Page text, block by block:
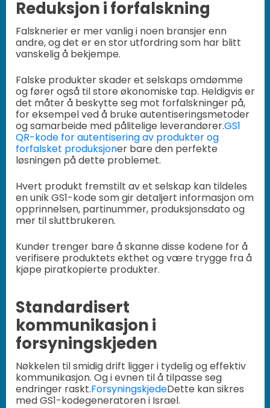
Reduksjon i forfalskning
Falsknerier er mer vanlig i noen bransjer enn
andre, og det er en stor utfordring som har blitt
vanskelig å bekjempe.
Falske produkter skader et selskaps omdømme
og fører også til store økonomiske tap. Heldigvis er
det måter å beskytte seg mot forfalskninger på,
for eksempel ved å bruke autentiseringsmetoder
og samarbeide med pålitelige leverandører.GS1
QR-kode for autentisering av produkter og
forfalsket produksjoner bare den perfekte
løsningen på dette problemet.
Hvert produkt fremstilt av et selskap kan tildeles
en unik GS1-kode som gir detaljert informasjon om
opprinnelsen, partinummer, produksjonsdato og
mer til sluttbrukeren.
Kunder trenger bare å skanne disse kodene for å
verifisere produktets ekthet og være trygge fra å
kjøpe piratkopierte produkter.
Standardisert
kommunikasjon i
forsyningskjeden
Nøkkelen til smidig drift ligger i tydelig og effektiv
kommunikasjon. Og i evnen til å tilpasse seg
endringer raskt.ForsyningskjedeDette kan sikres
med GS1-kodegeneratoren i Israel.